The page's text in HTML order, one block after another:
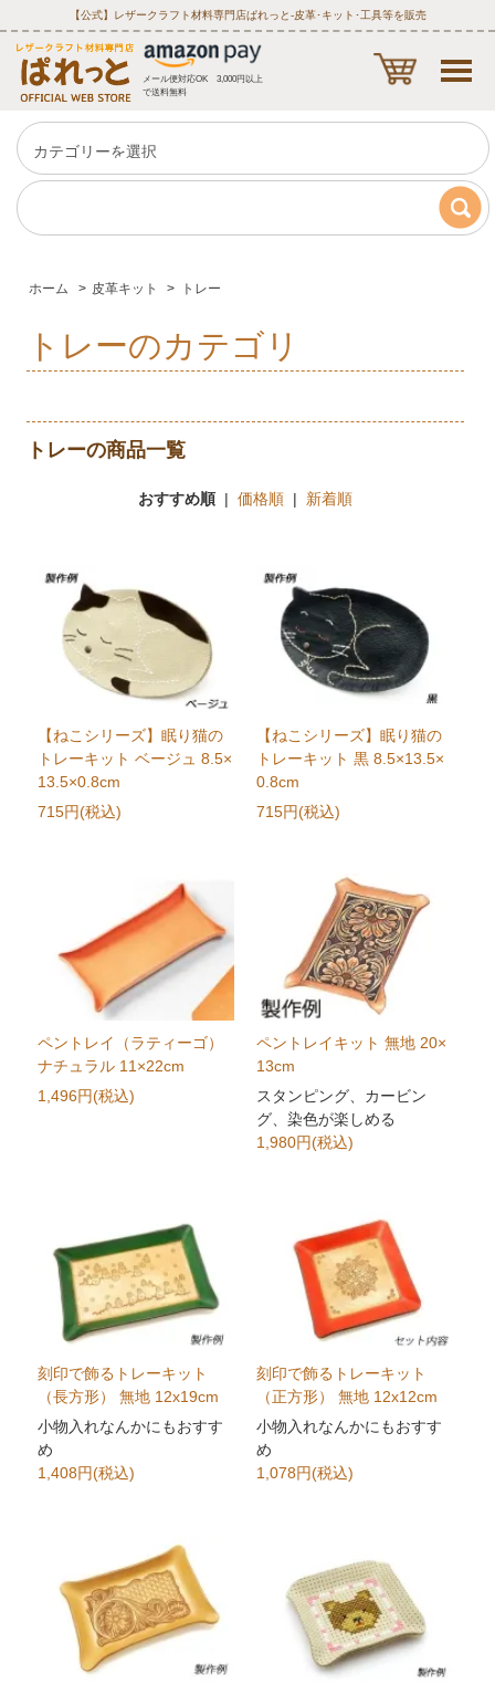
【公式】レザークラフト材料専門店ぱれっと‐皮革･キット･工具等を販売
メール便対応OK 3,000円以上
で送料無料
ホーム > 皮革キット > トレー
トレーのカテゴリ
トレーの商品一覧
おすすめ順| 価格順| 新着順
【ねこシリーズ】眠り猫の
トレーキット ベージュ 8.5×
13.5×0.8cm
715円(税込)
【ねこシリーズ】眠り猫の
トレーキット 黒 8.5×13.5×
0.8cm
715円(税込)
ペントレイ（ラティーゴ）
ナチュラル 11×22cm
1,496円(税込)
ペントレイキット 無地 20×
13cm
スタンピング、カービン
グ、染色が楽しめる
1,980円(税込)
刻印で飾るトレーキット
（長方形） 無地 12x19cm
小物入れなんかにもおすす
め
1,408円(税込)
刻印で飾るトレーキット
（正方形） 無地 12x12cm
小物入れなんかにもおすす
め
1,078円(税込)